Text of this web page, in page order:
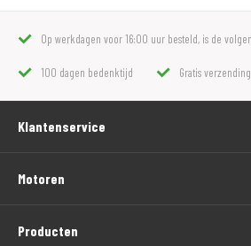
Op werkdagen voor 16:00 uur besteld, is de
100 dagen bedenktijd Gratis
Klantenservice
Motoren
Producten